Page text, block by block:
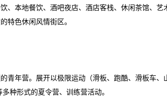
、本地餐饮、酒吧夜店、酒店客栈、休闲茶馆、艺
特色休闲风情街区。
青年营。展开以极限运动（滑板、跑酷、滑板车
种形式的夏令营、训练营活动。